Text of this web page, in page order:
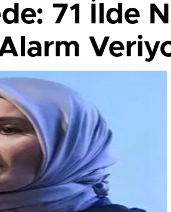
71 İlde